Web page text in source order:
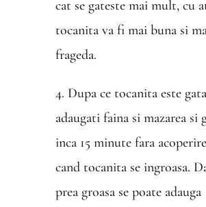
cat se gateste mai mult, cu
tocanita va fi mai buna si
frageda.
4. Dupa ce tocanita este
adaugati faina si mazarea si
inca 15 minute fara
cand tocanita se ingroasa.
prea groasa se poate